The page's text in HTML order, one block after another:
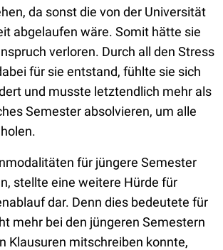
da sonst die von der Universität
abgelaufen wäre. Somit hätte sie
verloren. Durch all den Stress
für sie entstand, fühlte sie sich
und musste letztendlich mehr als
Semester absolvieren, um alle
für jüngere Semester
stellte eine weitere Hürde für
dar. Denn dies bedeutete für
mehr bei den jüngeren Semestern
Klausuren mitschreiben konnte,